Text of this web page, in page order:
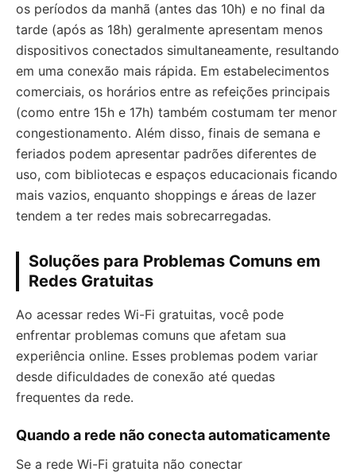
os períodos da manhã (antes das 10h) e no final da
tarde (após as 18h) geralmente apresentam menos
dispositivos conectados simultaneamente, resultando
em uma conexão mais rápida. Em estabelecimentos
comerciais, os horários entre as refeições principais
(como entre 15h e 17h) também costumam ter menor
congestionamento. Além disso, finais de semana e
feriados podem apresentar padrões diferentes de
uso, com bibliotecas e espaços educacionais ficando
mais vazios, enquanto shoppings e áreas de lazer
tendem a ter redes mais sobrecarregadas.
Soluções para Problemas Comuns em
Redes Gratuitas
Ao acessar redes Wi-Fi gratuitas, você pode
enfrentar problemas comuns que afetam sua
experiência online. Esses problemas podem variar
desde dificuldades de conexão até quedas
frequentes da rede.
Quando a rede não conecta automaticamente
Se a rede Wi-Fi gratuita não conectar